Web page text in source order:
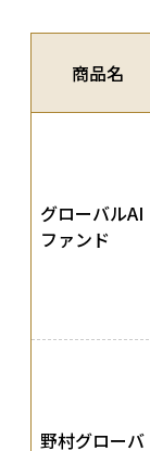
商品名
グローバルAI
ファンド
野村グローバ